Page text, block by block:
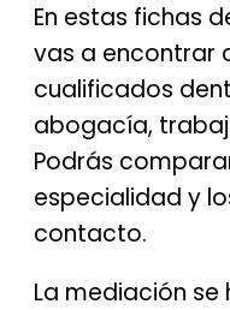
En estas fichas
vas a encontrar
cualificados
abogacía,
Podrás
especialidad y
contacto.
La mediación